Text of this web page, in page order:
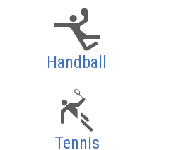
Handball
Tennis